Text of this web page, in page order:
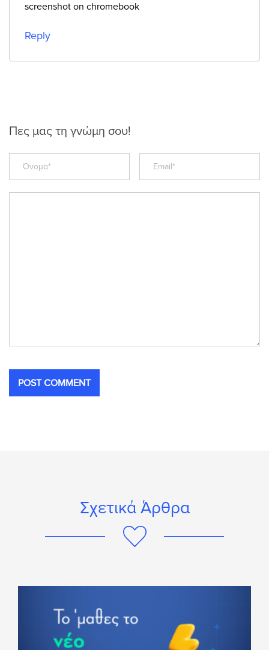
screenshot on chromebook
Reply
Πες μας τη γνώμη σου!
Σχετικά Άρθρα